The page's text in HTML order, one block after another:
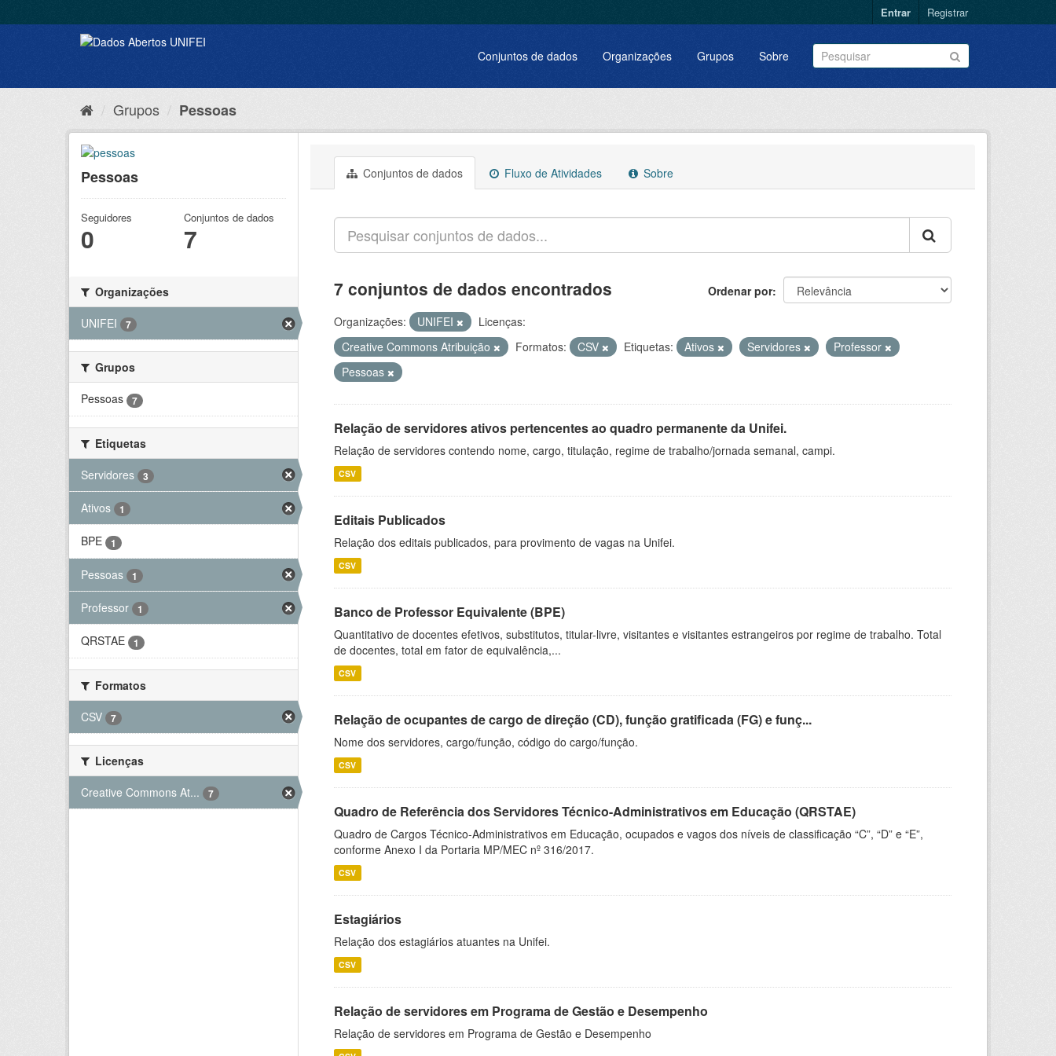
Entrar Registrar
Conjuntos de dados Organizações Grupos Sobre
Grupos Pessoas
Pessoas
Seguidores
0
Conjuntos de dados
7
Organizações
UNIFEI
7
Grupos
Pessoas
7
Etiquetas
Servidores
3
Ativos 1
BPE 1
Pessoas 1
Professor 1
QRSTAE 1
Formatos
CSV
7
Licenças
Creative Commons At...
7
Conjuntos de dados Fluxo de Atividades Sobre
Ordenar por
7 conjuntos de dados encontrados
Organizações: UNIFEI
Licenças:
Creative Commons Atribuição
Formatos: CSV Etiquetas: Ativos Servidores
Professor
Pessoas
Relação de servidores ativos pertencentes ao quadro permanente da Unifei.
Relação de servidores contendo nome, cargo, titulação, regime de trabalho/jornada semanal, campi.
CSV
Editais Publicados
Relação dos editais publicados, para provimento de vagas na Unifei.
CSV
Banco de Professor Equivalente (BPE)
Quantitativo de docentes efetivos, substitutos, titular-livre, visitantes e visitantes estrangeiros por regime de trabalho. Total
de docentes, total em fator de equivalência,...
CSV
Relação de ocupantes de cargo de direção (CD), função gratificada (FG) e funç...
Nome dos servidores, cargo/função, código do cargo/função.
CSV
Quadro de Referência dos Servidores Técnico-Administrativos em Educação (QRSTAE)
Quadro de Cargos Técnico-Administrativos em Educação, ocupados e vagos dos níveis de classificação “C”, “D” e “E”,
conforme Anexo I da Portaria MP/MEC nº 316/2017.
CSV
Estagiários
Relação dos estagiários atuantes na Unifei.
CSV
Relação de servidores em Programa de Gestão e Desempenho
Relação de servidores em Programa de Gestão e Desempenho